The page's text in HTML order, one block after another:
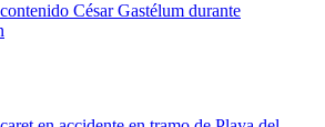
César Gastélum durante